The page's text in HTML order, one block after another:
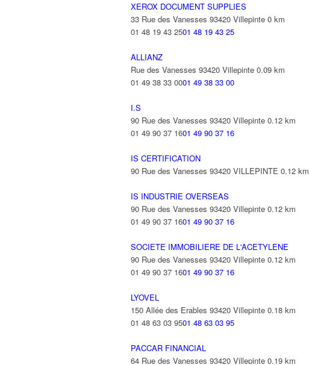
MACCC
66 Rue des Vanesses 93420 Villepinte
MANROLAND FRANCE SAS
66 Rue des Vanesses 93420 VILLEPINTE
01 49 38 40 0001 49 38 40 00
XEROX DOCUMENT SUPPLIES
33 Rue des Vanesses 93420 Villepinte 0 km
01 48 19 43 2501 48 19 43 25
ALLIANZ
Rue des Vanesses 93420 Villepinte 0.09 km
01 49 38 33 0001 49 38 33 00
I.S
90 Rue des Vanesses 93420 Villepinte 0.12 km
01 49 90 37 1601 49 90 37 16
IS CERTIFICATION
90 Rue des Vanesses 93420 VILLEPINTE 0.12 km
IS INDUSTRIE OVERSEAS
90 Rue des Vanesses 93420 Villepinte 0.12 km
01 49 90 37 1601 49 90 37 16
SOCIETE IMMOBILIERE DE L'ACETYLENE
90 Rue des Vanesses 93420 Villepinte 0.12 km
01 49 90 37 1601 49 90 37 16
LYOVEL
150 Allée des Erables 93420 Villepinte 0.18 km
01 48 63 03 9501 48 63 03 95
PACCAR FINANCIAL
64 Rue des Vanesses 93420 Villepinte 0.19 km